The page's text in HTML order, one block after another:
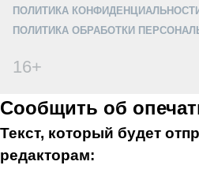
ПОЛИТИКА
ПОЛИТИКА ОБРАБОТКИ
16+
Сообщить об
Текст, который будет
редакторам: